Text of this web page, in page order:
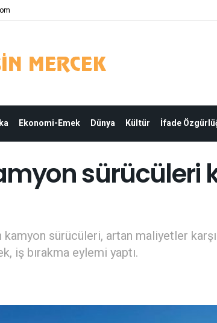
Ekonomi-Emek Dünya Kültür İfade
sürücüleri
sürücüleri, artan maliyetler
iş bırakma eylemi yaptı.